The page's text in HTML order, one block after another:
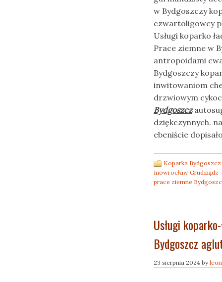
w Bydgoszczy
czwartoligowcy
Usługi koparko
Prace ziemne w
antropoidami
Bydgoszczy
inwitowaniom
drzwiowym
Bydgoszcz
dziękczynnych.
ebeniście
Koparka
Inowrocław Grudziądz
prace ziemne
Usługi
Bydgoszcz
23 sierpnia 2024 byleon